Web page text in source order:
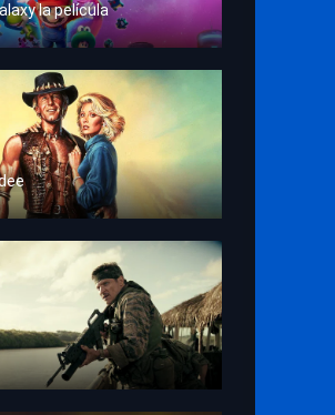
la película